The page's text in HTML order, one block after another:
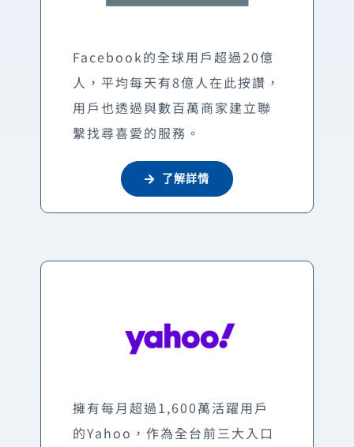
Facebook的全球用戶超過20億
人，平均每天有8億人在此按讚，
用戶也透過與數百萬商家建立聯
繫找尋喜愛的服務。
了解詳情
擁有每月超過1,600萬活躍用戶
的Yahoo，作為全台前三大入口